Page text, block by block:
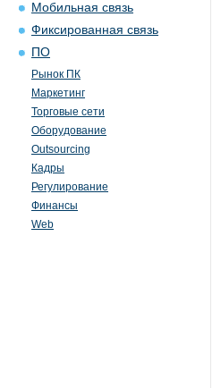
Мобильная связь
Фиксированная связь
ПО
Рынок ПК
Маркетинг
Торговые сети
Оборудование
Outsourcing
Кадры
Регулирование
Финансы
Web